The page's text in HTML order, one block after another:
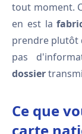
tout moment.
en est la
prendre plutôt
pas
dossier
Ce que